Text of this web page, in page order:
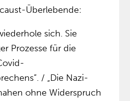
Überlebende:
sich. Sie
Prozesse für die
/ „Die Nazi-
ohne Widerspruch